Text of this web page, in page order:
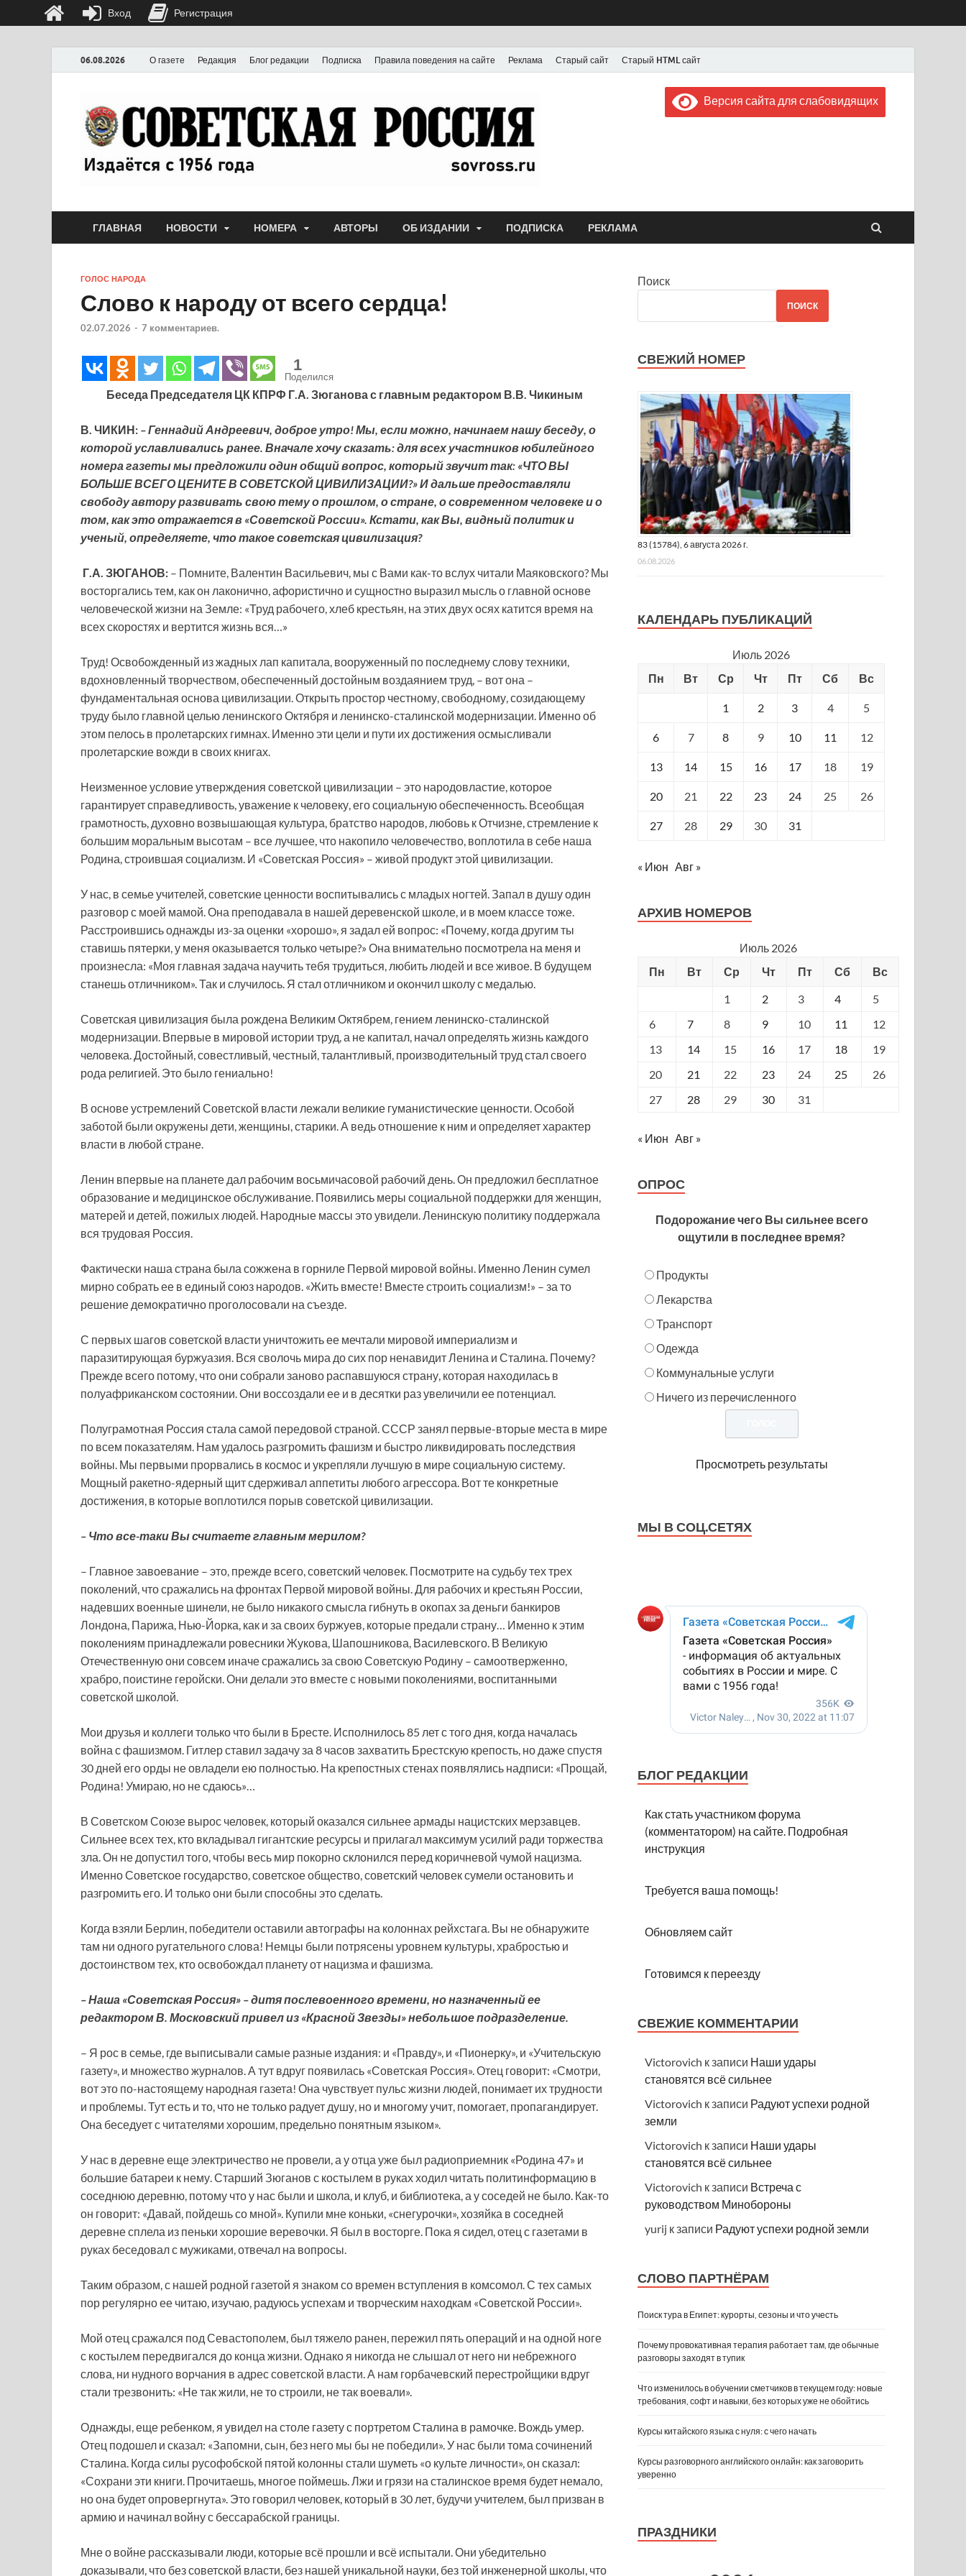
06.08.2026 О газете Редакция Блог редакции Подписка Правила поведения на сайте Реклама Старый сайт Старый HTML сайт
Газета "Советская Россия"
Выпускается с июля 1956 года
Версия сайта для слабовидящих
ГЛАВНАЯ НОВОСТИ НОМЕРА АВТОРЫ ОБ ИЗДАНИИ ПОДПИСКА РЕКЛАМА
ГОЛОС НАРОДА
Слово к народу от всего сердца!
02.07.2026 - 7 комментариев.
1
Поделился
Беседа Председателя ЦК КПРФ Г.А. Зюганова с главным редактором В.В. Чикиным
В. ЧИКИН: – Геннадий Андреевич, доброе утро! Мы, если можно, начинаем нашу беседу, о
которой уславливались ранее. Вначале хочу сказать: для всех участников юбилейного
номера газеты мы предложили один общий вопрос, который звучит так: «ЧТО ВЫ
БОЛЬШЕ ВСЕГО ЦЕНИТЕ В СОВЕТСКОЙ ЦИВИЛИЗАЦИИ?» И дальше предоставляли
свободу автору развивать свою тему о прошлом, о стране, о современном человеке и о
том, как это отражается в «Советской России». Кстати, как Вы, видный политик и
ученый, определяете, что такое советская цивилизация?
Г.А. ЗЮГАНОВ: – Помните, Валентин Васильевич, мы с Вами как-то вслух читали Маяковского? Мы
восторгались тем, как он лаконично, афористично и сущностно выразил мысль о главной основе
человеческой жизни на Земле: «Труд рабочего, хлеб крестьян, на этих двух осях катится время на
всех скоростях и вертится жизнь вся…»
Труд! Освобожденный из жадных лап капитала, вооруженный по последнему слову техники,
вдохновленный творчеством, обеспеченный достойным воздаянием труд, – вот она –
фундаментальная основа цивилизации. Открыть простор честному, свободному, созидающему
труду было главной целью ленинского Октября и ленинско-сталинской модернизации. Именно об
этом пелось в пролетарских гимнах. Именно эти цели и пути их достижения осмысливали
пролетарские вожди в своих книгах.
Неизменное условие утверждения советской цивилизации – это народовластие, которое
гарантирует справедливость, уважение к человеку, его социальную обеспеченность. Всеобщая
грамотность, духовно возвышающая культура, братство народов, любовь к Отчизне, стремление к
большим моральным высотам – все лучшее, что накопило человечество, воплотила в себе наша
Родина, строившая социализм. И «Советская Россия» – живой продукт этой цивилизации.
У нас, в семье учителей, советские ценности воспитывались с младых ногтей. Запал в душу один
разговор с моей мамой. Она преподавала в нашей деревенской школе, и в моем классе тоже.
Расстроившись однажды из-за оценки «хорошо», я задал ей вопрос: «Почему, когда другим ты
ставишь пятерки, у меня оказывается только четыре?» Она внимательно посмотрела на меня и
произнесла: «Моя главная задача научить тебя трудиться, любить людей и все живое. В будущем
станешь отличником». Так и случилось. Я стал отличником и окончил школу с медалью.
Советская цивилизация была рождена Великим Октябрем, гением ленинско-сталинской
модернизации. Впервые в мировой истории труд, а не капитал, начал определять жизнь каждого
человека. Достойный, совестливый, честный, талантливый, производительный труд стал своего
рода религией. Это было гениально!
В основе устремлений Советской власти лежали великие гуманистические ценности. Особой
заботой были окружены дети, женщины, старики. А ведь отношение к ним и определяет характер
власти в любой стране.
Ленин впервые на планете дал рабочим восьмичасовой рабочий день. Он предложил бесплатное
образование и медицинское обслуживание. Появились меры социальной поддержки для женщин,
матерей и детей, пожилых людей. Народные массы это увидели. Ленинскую политику поддержала
вся трудовая Россия.
Фактически наша страна была сожжена в горниле Первой мировой войны. Именно Ленин сумел
мирно собрать ее в единый союз народов. «Жить вместе! Вместе строить социализм!» – за то
решение демократично проголосовали на съезде.
С первых шагов советской власти уничтожить ее мечтали мировой империализм и
паразитирующая буржуазия. Вся сволочь мира до сих пор ненавидит Ленина и Сталина. Почему?
Прежде всего потому, что они собрали заново распавшуюся страну, которая находилась в
полуафриканском состоянии. Они воссоздали ее и в десятки раз увеличили ее потенциал.
Полуграмотная Россия стала самой передовой страной. СССР занял первые-вторые места в мире
по всем показателям. Нам удалось разгромить фашизм и быстро ликвидировать последствия
войны. Мы первыми прорвались в космос и укрепляли лучшую в мире социальную систему.
Мощный ракетно-ядерный щит сдерживал аппетиты любого агрессора. Вот те конкретные
достижения, в которые воплотился порыв советской цивилизации.
– Что все-таки Вы считаете главным мерилом?
– Главное завоевание – это, прежде всего, советский человек. Посмотрите на судьбу тех трех
поколений, что сражались на фронтах Первой мировой войны. Для рабочих и крестьян России,
надевших военные шинели, не было никакого смысла гибнуть в окопах за деньги банкиров
Лондона, Парижа, Нью-Йорка, как и за своих буржуев, которые предали страну… Именно к этим
поколениям принадлежали ровесники Жукова, Шапошникова, Василевского. В Великую
Отечественную они совсем иначе сражались за свою Советскую Родину – самоотверженно,
храбро, поистине геройски. Они делали это вместе с новыми поколениями, воспитанными
советской школой.
Мои друзья и коллеги только что были в Бресте. Исполнилось 85 лет с того дня, когда началась
война с фашизмом. Гитлер ставил задачу за 8 часов захватить Брестскую крепость, но даже спустя
30 дней его орды не овладели ею полностью. На крепостных стенах появлялись надписи: «Прощай,
Родина! Умираю, но не сдаюсь»…
В Советском Союзе вырос человек, который оказался сильнее армады нацистских мерзавцев.
Сильнее всех тех, кто вкладывал гигантские ресурсы и прилагал максимум усилий ради торжества
зла. Он не допустил того, чтобы весь мир покорно склонился перед коричневой чумой нацизма.
Именно Советское государство, советское общество, советский человек сумели остановить и
разгромить его. И только они были способны это сделать.
Когда взяли Берлин, победители оставили автографы на колоннах рейхстага. Вы не обнаружите
там ни одного ругательного слова! Немцы были потрясены уровнем культуры, храбростью и
достоинством тех, кто освобождал планету от нацизма и фашизма.
– Наша «Советская Россия» – дитя послевоенного времени, но назначенный ее
редактором В. Московский привел из «Красной Звезды» небольшое подразделение.
– Я рос в семье, где выписывали самые разные издания: и «Правду», и «Пионерку», и «Учительскую
газету», и множество журналов. А тут вдруг появилась «Советская Россия». Отец говорит: «Смотри,
вот это по-настоящему народная газета! Она чувствует пульс жизни людей, понимает их трудности
и проблемы. Тут есть и то, что не только радует душу, но и многому учит, помогает, пропагандирует.
Она беседует с читателями хорошим, предельно понятным языком».
У нас в деревне еще электричество не провели, а у отца уже был радиоприемник «Родина 47» и
большие батареи к нему. Старший Зюганов с костылем в руках ходил читать политинформацию в
соседнюю деревню, потому что у нас были и школа, и клуб, и библиотека, а у соседей не было. Как-то
он говорит: «Давай, пойдешь со мной». Купили мне коньки, «снегурочки», хозяйка в соседней
деревне сплела из пеньки хорошие веревочки. Я был в восторге. Пока я сидел, отец с газетами в
руках беседовал с мужиками, отвечал на вопросы.
Таким образом, с нашей родной газетой я знаком со времен вступления в комсомол. С тех самых
пор регулярно ее читаю, изучаю, радуюсь успехам и творческим находкам «Советской России».
Мой отец сражался под Севастополем, был тяжело ранен, пережил пять операций и на одной ноге
с костылем передвигался до конца жизни. Однако я никогда не слышал от него ни небрежного
слова, ни нудного ворчания в адрес советской власти. А нам горбачевский перестройщики вдруг
стали трезвонить: «Не так жили, не то строили, не так воевали».
Однажды, еще ребенком, я увидел на столе газету с портретом Сталина в рамочке. Вождь умер.
Отец подошел и сказал: «Запомни, сын, без него мы бы не победили». У нас были тома сочинений
Сталина. Когда силы русофобской пятой колонны стали шуметь «о культе личности», он сказал:
«Сохрани эти книги. Прочитаешь, многое поймешь. Лжи и грязи на сталинское время будет немало,
но она будет опровергнута». Это говорил человек, который в 30 лет, будучи учителем, был призван в
армию и начинал войну с бессарабской границы.
Мне о войне рассказывали люди, которые всё прошли и всё испытали. Они убедительно
доказывали, что без советской власти, без нашей уникальной науки, без той инженерной школы, что
Поиск
ПОИСК
СВЕЖИЙ НОМЕР
83 (15784), 6 августа 2026 г.
06.08.2026
КАЛЕНДАРЬ ПУБЛИКАЦИЙ
Июль 2026
Пн
Вт Ср Чт Пт Сб Вс
1 2 3 4 5
6 7 8 9 10 11 12
13 14 15 16 17 18 19
20 21 22 23 24 25 26
27 28 29 30 31
« Июн Авг »
АРХИВ НОМЕРОВ
Июль 2026
Пн
Вт Ср Чт Пт Сб
Вс
1
2 3 4
5
6
7 8 9 10 11
12
13
14 15 16 17 18
19
20
21 22 23 24 25
26
27
28 29 30 31
« Июн Авг »
ОПРОС
Подорожание чего Вы сильнее всего
ощутили в последнее время?
Продукты
Лекарства
Транспорт
Одежда
Коммунальные услуги
Ничего из перечисленного
Просмотреть результаты
МЫ В СОЦ.СЕТЯХ
БЛОГ РЕДАКЦИИ
Как стать участником форума
(комментатором) на сайте. Подробная
инструкция
Требуется ваша помощь!
Обновляем сайт
Готовимся к переезду
СВЕЖИЕ КОММЕНТАРИИ
Victorovich к записи Наши удары
становятся всё сильнее
Victorovich к записи Радуют успехи родной
земли
Victorovich к записи Наши удары
становятся всё сильнее
Victorovich к записи Встреча с
руководством Минобороны
yurij к записи Радуют успехи родной земли
СЛОВО ПАРТНЁРАМ
Поиск тура в Египет: курорты, сезоны и что учесть
Почему провокативная терапия работает там, где обычные
разговоры заходят в тупик
Что изменилось в обучении сметчиков в текущем году: новые
требования, софт и навыки, без которых уже не обойтись
Курсы китайского языка с нуля: с чего начать
Курсы разговорного английского онлайн: как заговорить
уверенно
ПРАЗДНИКИ
Вход Регистрация